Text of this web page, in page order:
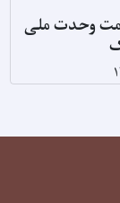
وحدت ملی